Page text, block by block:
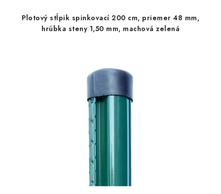
Plotový stĺpik spinkovací 200 cm, priemer 48 mm,
hrúbka steny 1,50 mm, machová zelená